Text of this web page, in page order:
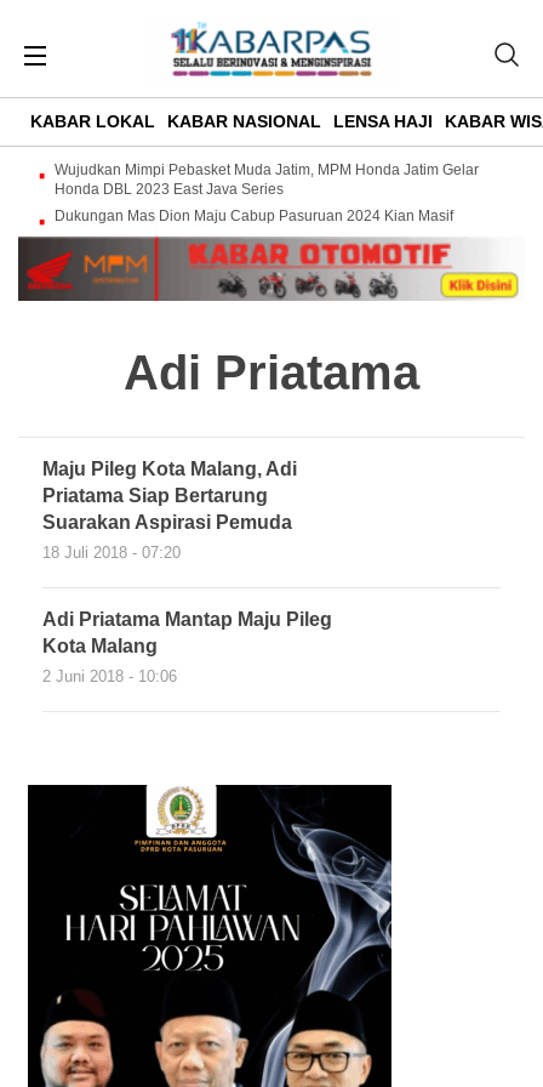
KABAR LOKAL KABAR NASIONAL LENSA HAJI KABAR
Wujudkan Mimpi Pebasket Muda Jatim, MPM Honda Jatim Gelar
Honda DBL 2023 East Java Series
Dukungan Mas Dion Maju Cabup Pasuruan 2024 Kian Masif
Adi Priatama
Maju Pileg Kota Malang, Adi
Priatama Siap Bertarung
Suarakan Aspirasi Pemuda
18 Juli 2018 - 07:20
Adi Priatama Mantap Maju Pileg
Kota Malang
2 Juni 2018 - 10:06